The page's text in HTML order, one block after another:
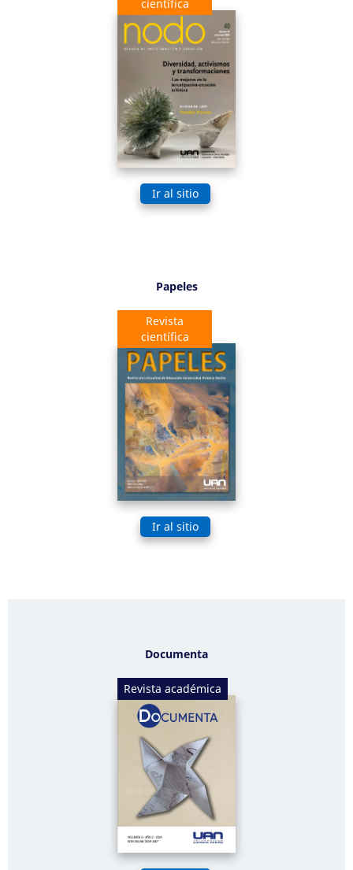
científica
Ir al sitio
Papeles
Revista
científica
Ir al sitio
Documenta
Revista académica